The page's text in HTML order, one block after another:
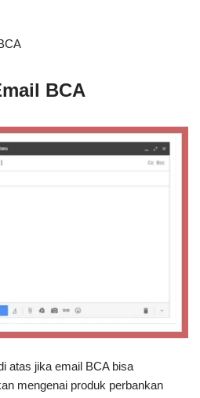
BCA
atas jika email BCA bisa
mengenai produk perbankan